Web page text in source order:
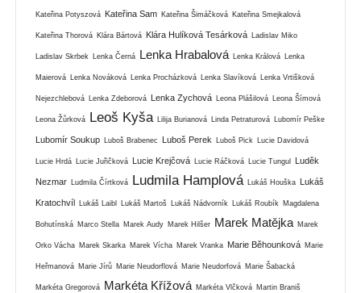
Kateřina Potyszová Kateřina Sam Kateřina Šimáčková Kateřina Smejkalová
Kateřina Thorová Klára Bártová Klára Hulíková Tesárková Ladislav Miko
Ladislav Skrbek Lenka Černá Lenka Hrabalová Lenka Králová Lenka
Maierová Lenka Nováková Lenka Procházková Lenka Slavíková Lenka Vrtišková
Nejezchlebová Lenka Zdeborová Lenka Zychová Leona Plášilová Leona Šímová
Leona Žůrková Leoš Kyša Lilija Burianová Linda Petraturová Lubomír Peške
Lubomír Soukup Luboš Brabenec Luboš Perek Luboš Pick Lucie Davidová
Lucie Hrdá Lucie Juřičková Lucie Krejčová Lucie Ráčková Lucie Tungul Luděk
Nezmar Ludmila Čírtková Ludmila Hamplová Lukáš Houška Lukáš
Kratochvíl Lukáš Laibl Lukáš Martoš Lukáš Nádvorník Lukáš Roubík Magdalena
Bohutínská Marco Stella Marek Audy Marek Hilšer Marek Matějka Marek
Orko Vácha Marek Skarka Marek Vícha Marek Vranka Marie Běhounková Marie
Heřmanová Marie Jírů Marie Neudorflová Marie Neudorfová Marie Šabacká
Markéta Gregorová Markéta Křížová Markéta Vlčková Martin Braniš